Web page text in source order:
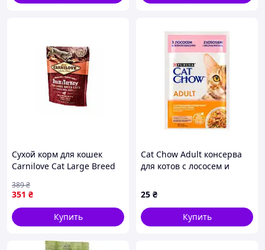
Сухой корм для кошек
Carnilove Cat Large Breed
351 ₴
389₴
Купить
Cat Chow Adult консерва
для котов с лососем и
шт
25 ₴
Купить